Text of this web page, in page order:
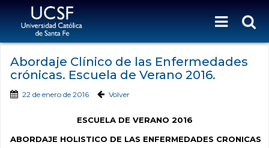
Abordaje Clínico de las Enfermedades
crónicas. Escuela de Verano 2016.
22 de enero de 2016 Volver
ESCUELA DE VERANO 2016
ABORDAJE HOLISTICO DE LAS ENFERMEDADES CRONICAS